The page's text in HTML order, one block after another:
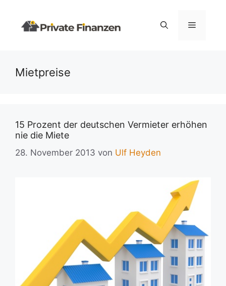
springen
Menü
Mietpreise
15 Prozent der deutschen Vermieter erhöhen
nie die Miete
28. November 2013 von Ulf Heyden